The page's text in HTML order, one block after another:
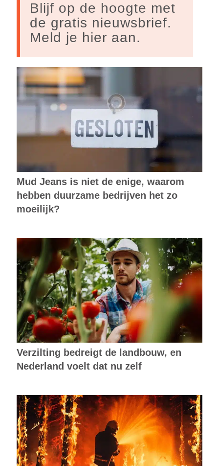
Blijf op de hoogte met
de gratis nieuwsbrief.
Meld je hier aan.
Mud Jeans is niet de enige, waarom
hebben duurzame bedrijven het zo
moeilijk?
Verzilting bedreigt de landbouw, en
Nederland voelt dat nu zelf